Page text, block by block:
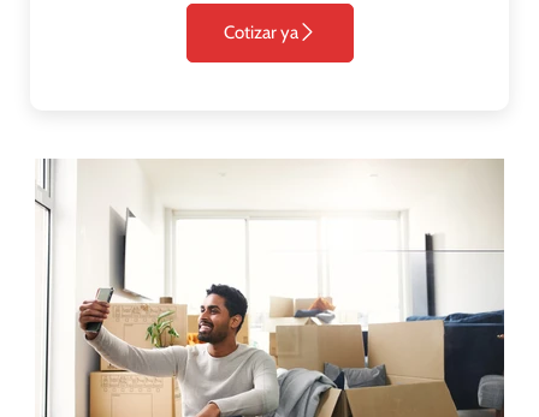
Cotizar ya